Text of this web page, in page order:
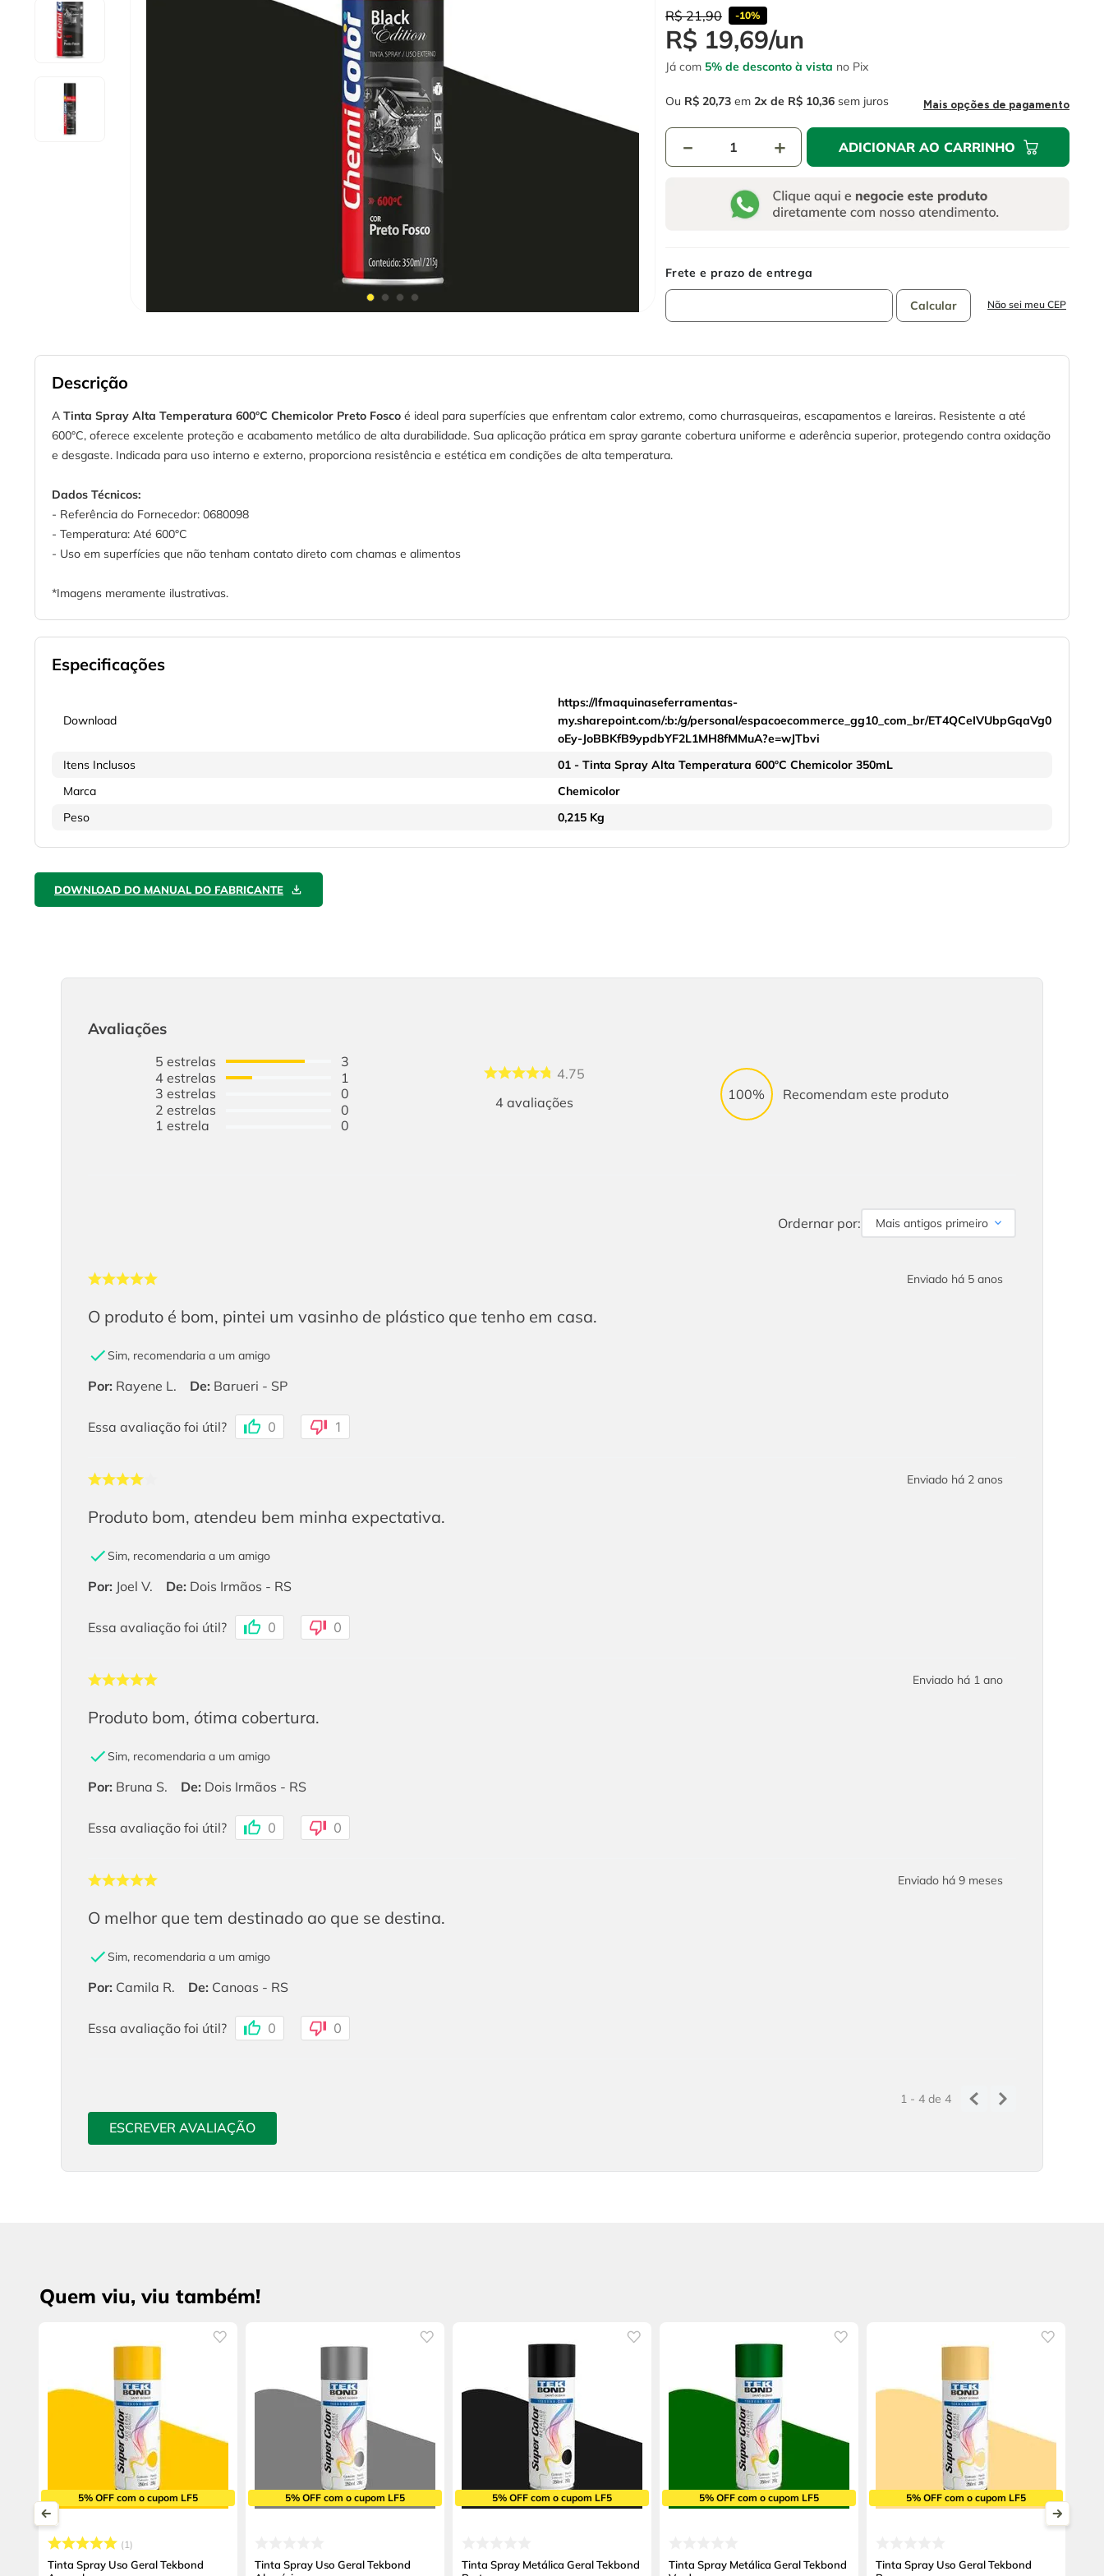
R$ 21,90 -10%
R$ 19,69/un
Já com 5% de desconto à vista no Pix
Ou R$ 20,73 em 2 R$ 10,36 sem juros Mais opções de pagamento
＋
－ ADICIONAR AO CARRINHO
Não sei meu CEP
Descrição
A Tinta Spray Alta Temperatura 600°C Chemicolor Preto Fosco é ideal para superfícies que enfrentam calor extremo, como churrasqueiras, escapamentos e lareiras. Resistente a até
600°C, oferece excelente proteção e acabamento metálico de alta durabilidade. Sua aplicação prática em spray garante cobertura uniforme e aderência superior, protegendo contra oxidação
e desgaste. Indicada para uso interno e externo, proporciona resistência e estética em condições de alta temperatura.
Dados Técnicos:
- Referência do Fornecedor: 0680098
- Temperatura: Até 600°C
- Uso em superfícies que não tenham contato direto com chamas e alimentos
*Imagens meramente ilustrativas.
Especificações
Download
https://lfmaquinaseferramentas-
my.sharepoint.com/:b:/g/personal/espacoecommerce_gg10_com_br/ET4QCeIVUbpGqaVg0
oEy-JoBBKfB9ypdbYF2L1MH8fMMuA?e=wJTbvi
Itens Inclusos
01 - Tinta Spray Alta Temperatura 600ºC Chemicolor 350mL
Marca
Chemicolor
Peso
0,215 Kg
DOWNLOAD DO MANUAL DO FABRICANTE
Avaliações
5estrelas
4estrelas
3estrelas
2estrelas
1estrela
3
1
0
0
0
4.75
4avaliações
100% Recomendam este produto
Ordernar por: Mais antigos primeiro
Enviado há 5 anos
O produto é bom, pintei um vasinho de plástico que tenho em casa.
Sim, recomendaria a um amigo
Por: Rayene L. De: Barueri - SP
Essa avaliação foi útil? 0 1
Enviado há 2 anos
Produto bom, atendeu bem minha expectativa.
Sim, recomendaria a um amigo
Por: Joel V. De: Dois Irmãos - RS
Essa avaliação foi útil? 0 0
Enviado há 1 ano
Produto bom, ótima cobertura.
Sim, recomendaria a um amigo
Por: Bruna S. De: Dois Irmãos - RS
Essa avaliação foi útil? 0 0
Enviado há 9 meses
O melhor que tem destinado ao que se destina.
Sim, recomendaria a um amigo
Por: Camila R. De: Canoas - RS
Essa avaliação foi útil? 0 0
1 - 4de 4
ESCREVER AVALIAÇÃO
Quem viu, viu também!
5% OFF com o cupom LF5
1
Tinta Spray Uso Geral Tekbond
5% OFF com o cupom LF5
Tinta Spray Uso Geral Tekbond
5% OFF com o cupom LF5
Tinta Spray Metálica Geral Tekbond
5% OFF com o cupom LF5
Tinta Spray Metálica Geral Tekbond
5% OFF com o cupom LF5
Tinta Spray Uso Geral Tekbond
chave impacto